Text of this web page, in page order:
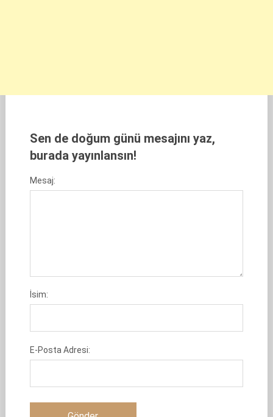
Sen de doğum günü mesajını yaz,
burada yayınlansın!
Mesaj:
İsim:
E-Posta Adresi: